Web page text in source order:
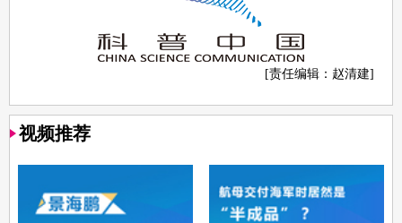
[责任编辑：赵清建]
视频推荐